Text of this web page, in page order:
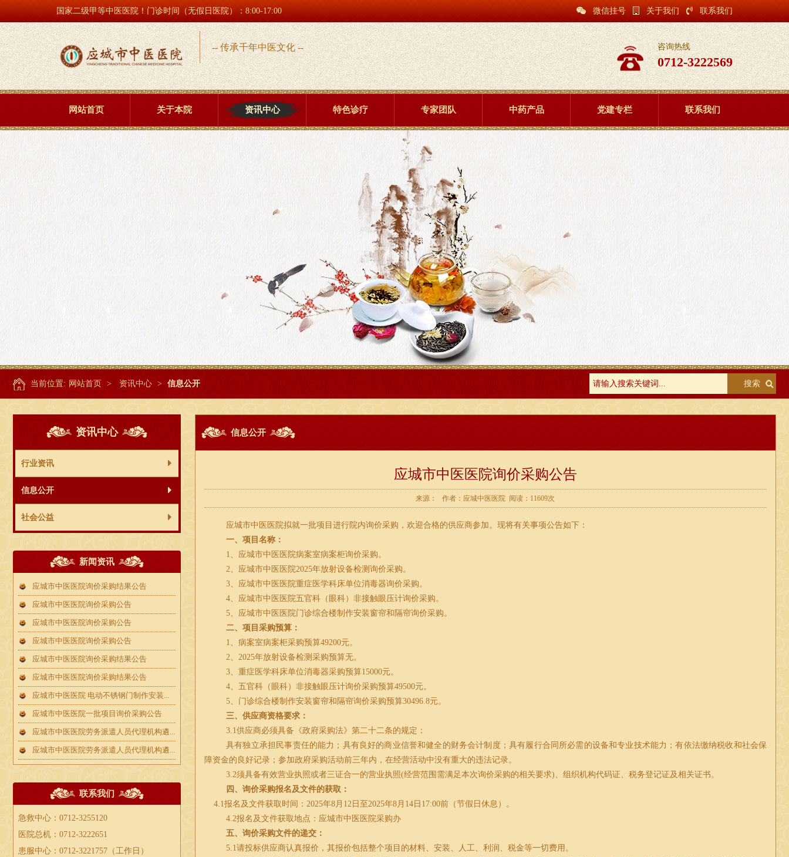
国家二级甲等中医医院！门诊时间（无假日医院）：8:00-17:00 微信挂号 关于我们 联系我们
-- 传承千年中医文化 -- 咨询热线
0712-3222569
网站首页 关于本院 资讯中心 特色诊疗 专家团队 中药产品 党建专栏 联系我们
当前位置: 网站首页 > 资讯中心 > 信息公开
资讯中心
行业资讯
信息公开
社会公益
新闻资讯
应城市中医医院询价采购结果公告
应城市中医医院询价采购公告
应城市中医医院询价采购公告
应城市中医医院询价采购公告
应城市中医医院询价采购结果公告
应城市中医医院询价采购结果公告
应城市中医医院 电动不锈钢门制作安装...
应城市中医医院一批项目询价采购公告
应城市中医医院劳务派遣人员代理机构遴...
应城市中医医院劳务派遣人员代理机构遴...
联系我们
急救中心：0712-3255120
医院总机：0712-3222651
患服中心：0712-3221757（工作日）
信息公开
应城市中医医院询价采购公告
来源： 作者：应城中医医院 阅读：11609次
应城市中医医院拟就一批项目进行院内询价采购，欢迎合格的供应商参加。现将有关事项公告如下：
一、项目名称：
1、应城市中医医院病案室病案柜询价采购。
2、应城市中医医院2025年放射设备检测询价采购。
3、应城市中医医院重症医学科床单位消毒器询价采购。
4、应城市中医医院五官科（眼科）非接触眼压计询价采购。
5、应城市中医医院门诊综合楼制作安装窗帘和隔帘询价采购。
二、项目采购预算：
1、病案室病案柜采购预算49200元。
2、 2025年放射设备检测采购预算无。
3、重症医学科床单位消毒器采购预算15000元。
4、五官科（眼科）非接触眼压计询价采购预算49500元。
5、门诊综合楼制作安装窗帘和隔帘询价采购预算30496.8元。
三、供应商资格要求：
3.1供应商必须具备《政府采购法》第二十二条的规定：
具有独立承担民事责任的能力；具有良好的商业信誉和健全的财务会计制度；具有履行合同所必需的设备和专业技术能力；有依法缴纳税收和社会保
障资金的良好记录；参加政府采购活动前三年内，在经营活动中没有重大的违法记录。
3.2须具备有效营业执照或者三证合一的营业执照(经营范围需满足本次询价采购的相关要求) 、组织机构代码证、税务登记证及相关证书。
四、询价采购报名及文件的获取：
4.1报名及文件获取时间： 2025年8月 12 日至 2025年8月 14日 17:00前（节假日休息）。
4.2报名及文件获取地点：应城市中医医院采购办
五、询价采购文件的递交：
5.1请投标供应商认真报价，其报价包括整个项目的材料、安装、人工、利润、税金等一切费用。